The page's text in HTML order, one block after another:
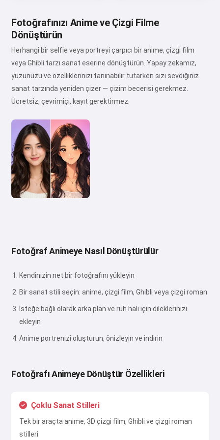
Fotoğrafınızı Anime ve Çizgi Filme
Dönüştürün
Herhangi bir selfie veya portreyi çarpıcı bir anime, çizgi film
veya Ghibli tarzı sanat eserine dönüştürün. Yapay zekamız,
yüzünüzü ve özelliklerinizi tanınabilir tutarken sizi sevdiğiniz
sanat tarzında yeniden çizer — çizim becerisi gerekmez.
Ücretsiz, çevrimiçi, kayıt gerektirmez.
Fotoğraf Animeye Nasıl Dönüştürülür
Kendinizin net bir fotoğrafını yükleyin
Bir sanat stili seçin: anime, çizgi film, Ghibli veya çizgi roman
İsteğe bağlı olarak arka plan ve ruh hali için dileklerinizi
ekleyin
Anime portrenizi oluşturun, önizleyin ve indirin
Fotoğrafı Animeye Dönüştür Özellikleri
Çoklu Sanat Stilleri
Tek bir araçta anime, 3D çizgi film, Ghibli ve çizgi roman
stilleri